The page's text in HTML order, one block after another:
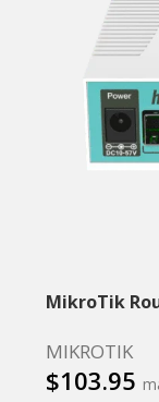
MikroTik
MIKROTIK
$103.95